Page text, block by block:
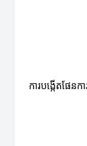
ការបង្កើតផែន